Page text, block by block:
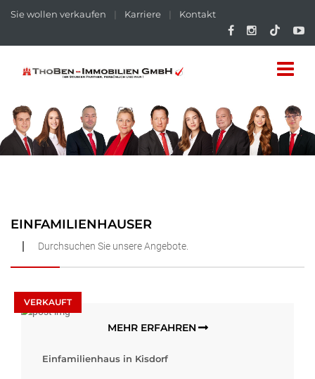
Sie wollen verkaufen | Karriere | Kontakt
EINFAMILIENHAUSER
Durchsuchen Sie unsere Angebote.
VERKAUFT
MEHR ERFAHREN
Einfamilienhaus in Kisdorf